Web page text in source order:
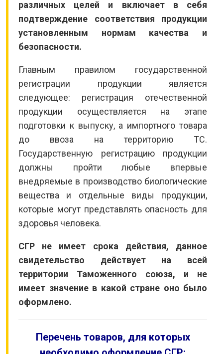
различных целей и включает в себя
подтверждение соответствия продукции
установленным нормам качества и
безопасности.
Главным правилом государственной
регистрации продукции является
следующее: регистрация отечественной
продукции осуществляется на этапе
подготовки к выпуску, а импортного товара
до ввоза на территорию ТС.
Государственную регистрацию продукции
должны пройти любые впервые
внедряемые в производство биологические
вещества и отдельные виды продукции,
которые могут представлять опасность для
здоровья человека.
СГР не имеет срока действия, данное
свидетельство действует на всей
территории Таможенного союза, и не
имеет значение в какой стране оно было
оформлено.
Перечень товаров, для которых